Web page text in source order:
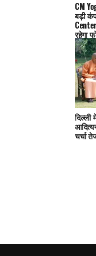
CM
बड़ी
रहेगा
दिल्‍ली
चर्चा